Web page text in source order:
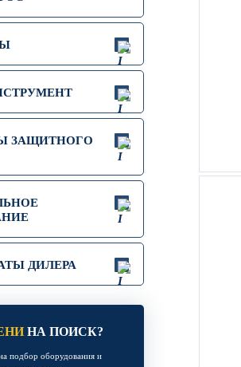
ЗАЩИТНОГО
ДИЛЕРА
НА ПОИСК?
подбор оборудования и